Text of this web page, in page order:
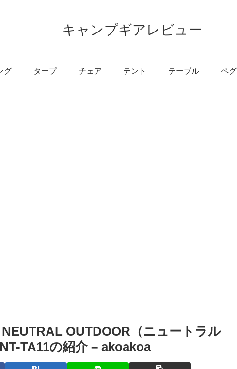
キャンプギアレビュー
グ タープ チェア テント テーブル ペグ
NEUTRAL OUTDOOR（ニュートラル
TA11の紹介 – akoakoa